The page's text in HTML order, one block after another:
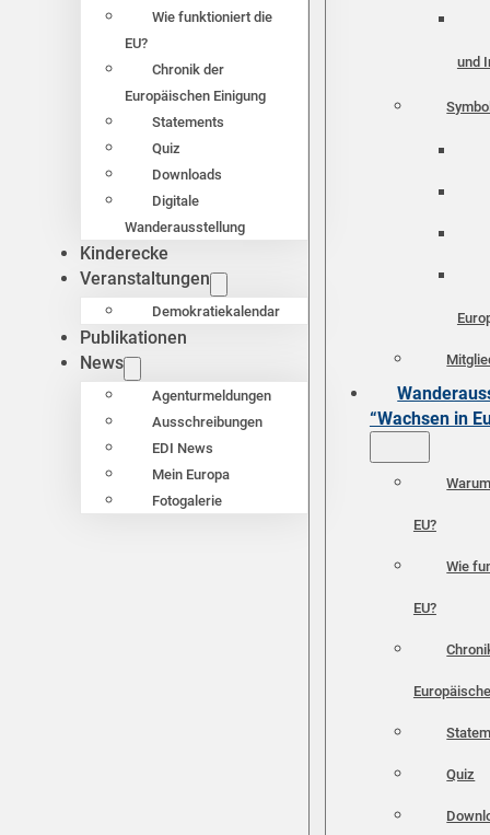
Wie funktioniert die
EU?
Chronik der
Europäischen Einigung
Statements
Quiz
Downloads
Digitale
Wanderausstellung
Kinderecke
Veranstaltungen
Demokratiekalendar
Publikationen
News
Agenturmeldungen
Ausschreibungen
EDI News
Mein Europa
Fotogalerie
und
“Wachsen in
EU?
Wie
EU?
Quiz